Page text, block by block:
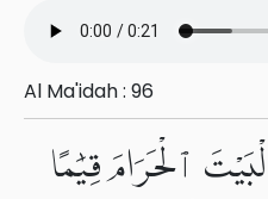
Al Ma'idah : 96
ٱلْحَرَامَ قِيَٰمًا